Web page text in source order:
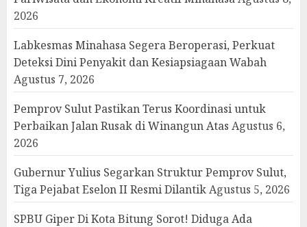
2026
Labkesmas Minahasa Segera Beroperasi, Perkuat
Deteksi Dini Penyakit dan Kesiapsiagaan Wabah
Agustus 7, 2026
Pemprov Sulut Pastikan Terus Koordinasi untuk
Perbaikan Jalan Rusak di Winangun Atas Agustus 6,
2026
Gubernur Yulius Segarkan Struktur Pemprov Sulut,
Tiga Pejabat Eselon II Resmi DilantikAgustus 5, 2026
SPBU Giper Di Kota Bitung Sorot! Diduga Ada